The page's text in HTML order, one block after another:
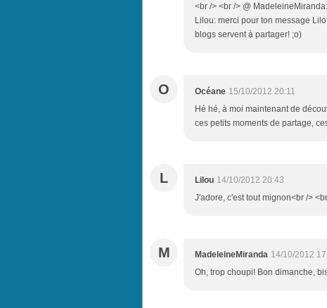
<br /> <br /> @
Lilou: merci pour ton message
blogs servent à partager! ;o)
O Océane 15/10/2012 20:11
Hé hé, à moi maintenant de
ces petits moments de partage,
L Lilou 14/10/2012 20:43
J'adore, c'est tout mignon<br />
M MadeleineMiranda 14/10/2012
Oh, trop choupi! Bon dimanche,